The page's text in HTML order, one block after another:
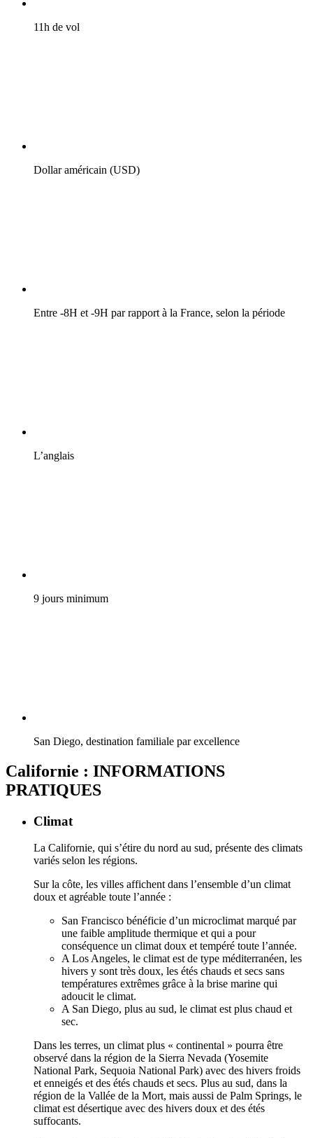
11h de vol
Dollar américain (USD)
Entre -8H et -9H par rapport à la France, selon la période
L’anglais
9 jours minimum
San Diego, destination familiale par excellence
Californie : INFORMATIONS
PRATIQUES
Climat
La Californie, qui s’étire du nord au sud, présente des climats
variés selon les régions.
Sur la côte, les villes affichent dans l’ensemble d’un climat
doux et agréable toute l’année :
San Francisco bénéficie d’un microclimat marqué par
une faible amplitude thermique et qui a pour
conséquence un climat doux et tempéré toute l’année.
A Los Angeles, le climat est de type méditerranéen, les
hivers y sont très doux, les étés chauds et secs sans
températures extrêmes grâce à la brise marine qui
adoucit le climat.
A San Diego, plus au sud, le climat est plus chaud et
sec.
Dans les terres, un climat plus « continental » pourra être
observé dans la région de la Sierra Nevada (Yosemite
National Park, Sequoia National Park) avec des hivers froids
et enneigés et des étés chauds et secs. Plus au sud, dans la
région de la Vallée de la Mort, mais aussi de Palm Springs, le
climat est désertique avec des hivers doux et des étés
suffocants.